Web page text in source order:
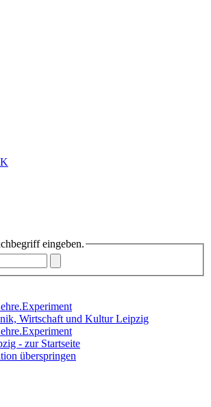
eingeben.
Wirtschaft und Kultur Leipzig
überspringen